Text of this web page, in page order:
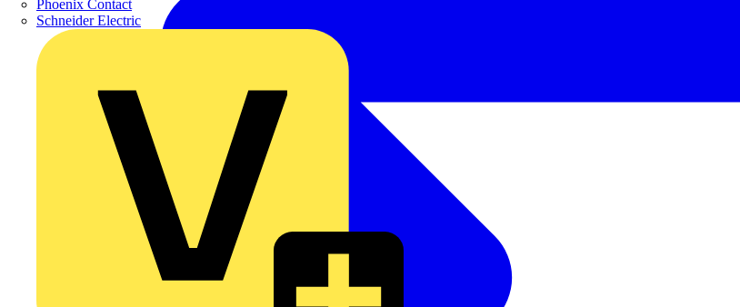
Phoenix Contact
Schneider Electric